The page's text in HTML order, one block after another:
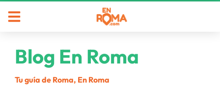
Blog En Roma
Tu guía de Roma, En Roma